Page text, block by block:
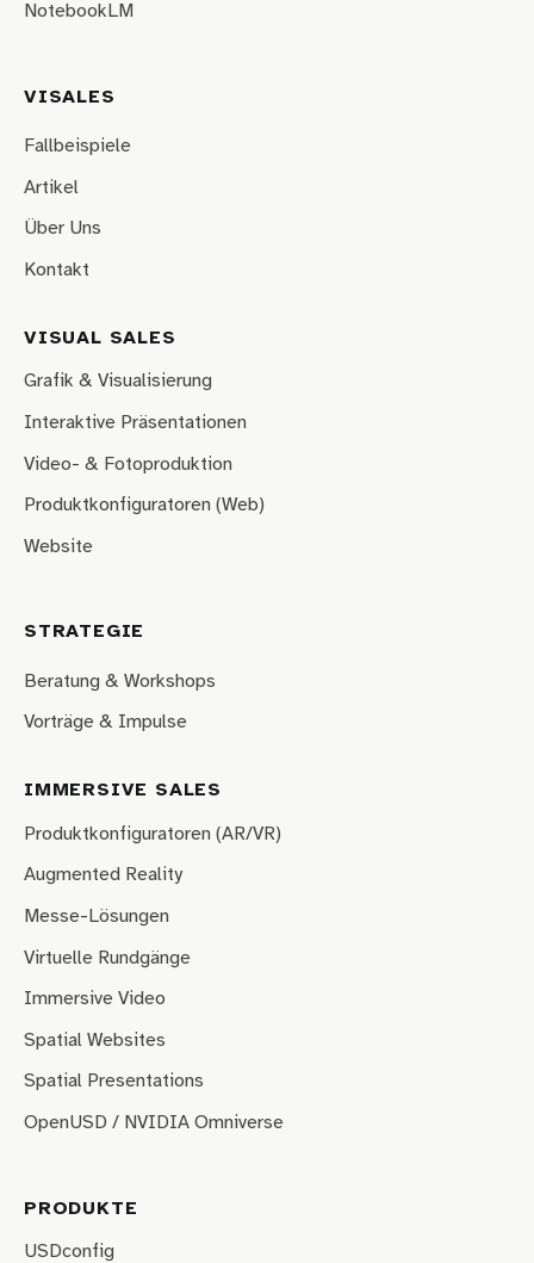
NotebookLM
VISALES
Fallbeispiele
Artikel
Über Uns
Kontakt
VISUAL SALES
Grafik & Visualisierung
Interaktive Präsentationen
Video- & Fotoproduktion
Produktkonfiguratoren (Web)
Website
STRATEGIE
Beratung & Workshops
Vorträge & Impulse
IMMERSIVE SALES
Produktkonfiguratoren (AR/VR)
Augmented Reality
Messe-Lösungen
Virtuelle Rundgänge
Immersive Video
Spatial Websites
Spatial Presentations
OpenUSD / NVIDIA Omniverse
PRODUKTE
USDconfig